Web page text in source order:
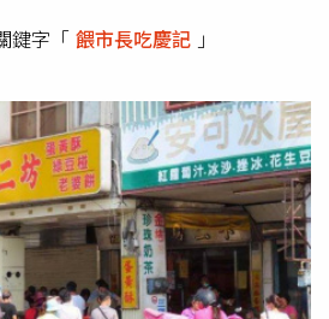
鍵字「 餵市長吃慶記 」